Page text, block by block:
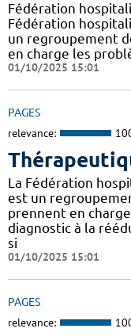
Fédération
Fédération
un regroupement
en charge les
01/10/2025 15:01
PAGES
relevance:
La Fédération
est un
prennent en
diagnostic à la
si
01/10/2025 15:01
PAGES
relevance: